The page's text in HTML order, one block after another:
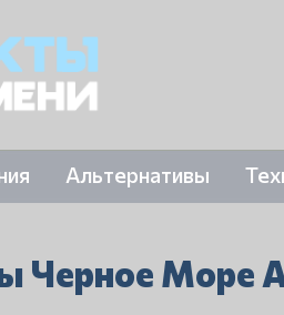
Альтернативы
Черное Море